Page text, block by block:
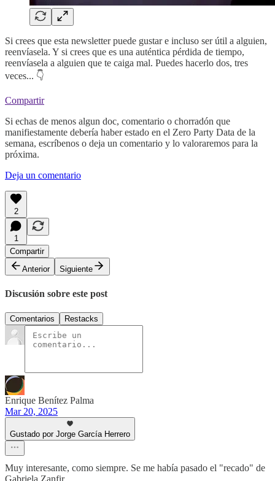
Si crees que esta newsletter puede gustar e incluso ser útil a alguien,
reenvíasela. Y si crees que es una auténtica pérdida de tiempo,
reenvíasela a alguien que te caiga mal. Puedes hacerlo dos, tres
veces... 👇
Compartir
Si echas de menos algun doc, comentario o chorradón que
manifiestamente debería haber estado en el Zero Party Data de la
semana, escríbenos o deja un comentario y lo valoraremos para la
próxima.
Deja un comentario
2
1
Compartir
Anterior
Siguiente
Discusión sobre este post
Comentarios Restacks
Enrique Benítez Palma
Mar 20, 2025
Gustado por Jorge García Herrero
Muy interesante, como siempre. Se me había pasado el "recado" de